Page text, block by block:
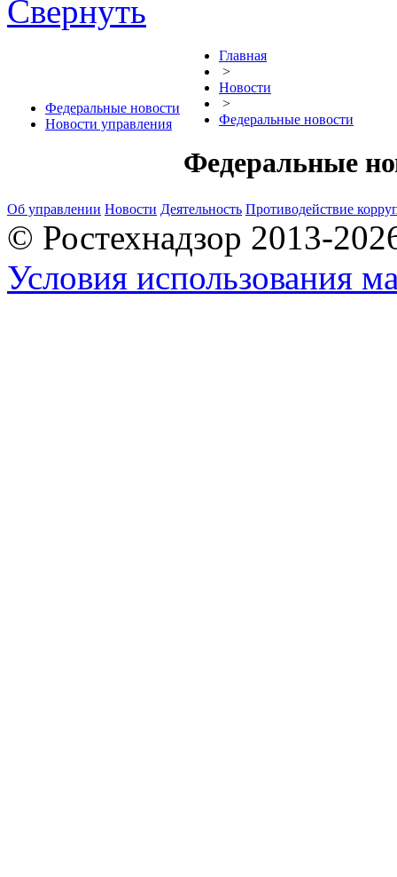
Федеральные новости
Новости управления
Главная
>
Новости
>
Федеральные новости
Федеральные
Об управлении Новости Деятельность Противодействие
© Ростехнадзор 2013-
Условия использования